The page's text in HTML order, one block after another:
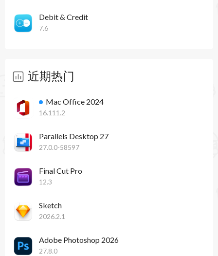
Debit & Credit
7.6
近期热门
Mac Office 2024
16.111.2
Parallels Desktop 27
27.0.0-58597
Final Cut Pro
12.3
Sketch
2026.2.1
Adobe Photoshop 2026
27.8.0